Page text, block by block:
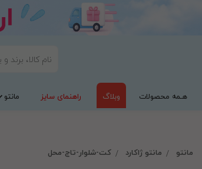
هـمه محصولات وبلاگ راهنمای سایز مانتو
مانتو مانتو ژاکارد کت-شلوار-تاج-محل